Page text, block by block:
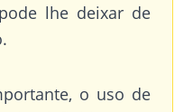
lhe deixar de
o uso de